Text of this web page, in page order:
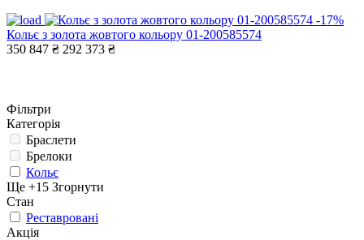
-17%
Кольє з золота жовтого кольору 01-200585574
350 847 ₴ 292 373 ₴
Фільтри
Категорія
Браслети
Брелоки
Кольє
Ще +15 Згорнути
Стан
Реставровані
Акція